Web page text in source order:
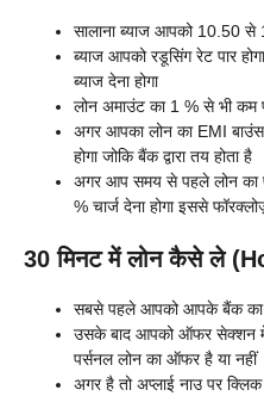
सालाना ब्याज आपको 10.50
ब्याज आपको रडूसिंग रेट पार
ब्याज देना होगा
लोन अमाउंट का 1 % से भी कम
अगर आपका लोन का EMI बाउंस
होगा जोकि बैंक द्वारा तय होता है
अगर आप समय से पहले लोन का
% चार्ज देना होगा इससे
30 मिनट में लोन कैसे ले
सबसे पहले आपको आपके बैंक का
उसके बाद आपको ऑफर सेक्शन में
पर्सनल लोन का ऑफर है या नहीं
अगर है तो अप्लाई नाउ पर क्लिक